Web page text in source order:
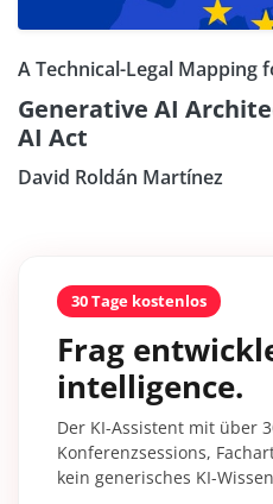
A Technical-Legal Mapping
Generative AI
AI Act
David Roldán Martínez
30 Tage kostenlos
Frag
intelligence.
Der KI-Assistent mit über
Konferenzsessions,
kein generisches KI-